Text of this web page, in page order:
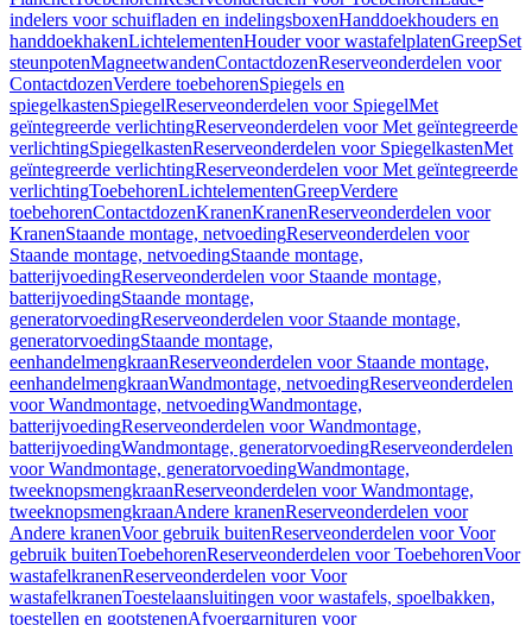
indelers voor schuifladen en indelingsboxenHanddoekhouders en
handdoekhakenLichtelementenHouder voor wastafelplatenGreepSet
steunpotenMagneetwandenContactdozenReserveonderdelen voor
ContactdozenVerdere toebehorenSpiegels en
spiegelkastenSpiegelReserveonderdelen voor SpiegelMet
geïntegreerde verlichtingReserveonderdelen voor Met geïntegreerde
verlichtingSpiegelkastenReserveonderdelen voor SpiegelkastenMet
geïntegreerde verlichtingReserveonderdelen voor Met geïntegreerde
verlichtingToebehorenLichtelementenGreepVerdere
toebehorenContactdozenKranenKranenReserveonderdelen voor
KranenStaande montage, netvoedingReserveonderdelen voor
Staande montage, netvoedingStaande montage,
batterijvoedingReserveonderdelen voor Staande montage,
batterijvoedingStaande montage,
generatorvoedingReserveonderdelen voor Staande montage,
generatorvoedingStaande montage,
eenhandelmengkraanReserveonderdelen voor Staande montage,
eenhandelmengkraanWandmontage, netvoedingReserveonderdelen
voor Wandmontage, netvoedingWandmontage,
batterijvoedingReserveonderdelen voor Wandmontage,
batterijvoedingWandmontage, generatorvoedingReserveonderdelen
voor Wandmontage, generatorvoedingWandmontage,
tweeknopsmengkraanReserveonderdelen voor Wandmontage,
tweeknopsmengkraanAndere kranenReserveonderdelen voor
Andere kranenVoor gebruik buitenReserveonderdelen voor Voor
gebruik buitenToebehorenReserveonderdelen voor ToebehorenVoor
wastafelkranenReserveonderdelen voor Voor
wastafelkranenToestelaansluitingen voor wastafels, spoelbakken,
toestellen en gootstenenAfvoergarnituren voor